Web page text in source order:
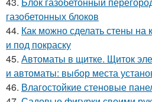
газобетонных блоков
44. Как можно сделать стены
и под покраску
45. Автоматы в щитке. Щиток
и автоматы: выбор места
46. Влагостойкие стеновые